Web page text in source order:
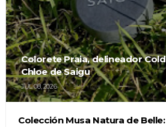
Colorete Praia, delineador
Chloe de Saigu
JUL 08, 2026
Colección Musa Natura de